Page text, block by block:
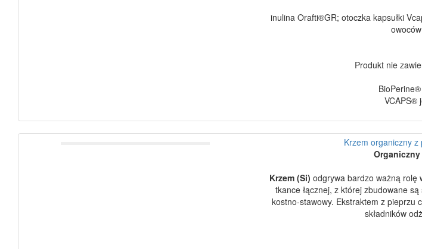
inulina Orafti®GR; otoczka kapsułki
Produkt nie
VCAPS®
Krzem organiczny
Organiczny
Krzem (Si) odgrywa bardzo ważną rolę
tkance łącznej, z której zbudowane
kostno-stawowy. Ekstraktem z pieprzu
składników